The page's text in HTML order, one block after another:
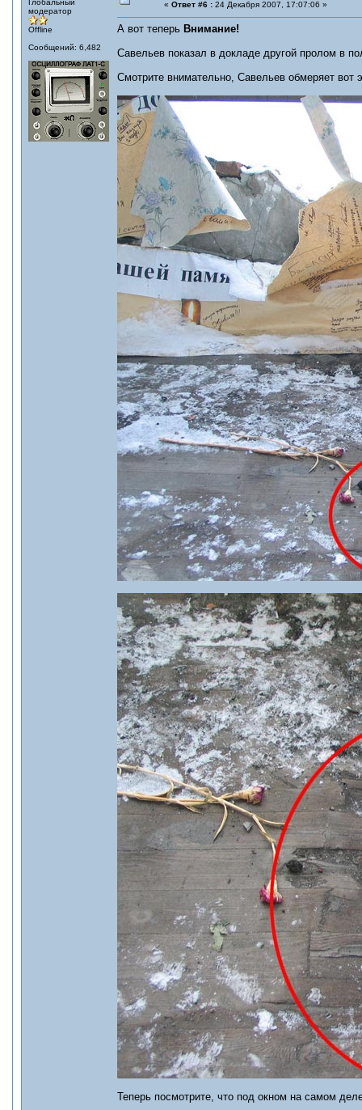
Глобальный
модератор
Offline
Сообщений: 6,482
« Ответ #6 : 24 Декабря 2007, 17:07:06 »
А вот теперь Внимание!
Савельев показал в докладе другой пролом в
Смотрите внимательно, Савельев обмеряет вот
Теперь посмотрите, что под окном на самом